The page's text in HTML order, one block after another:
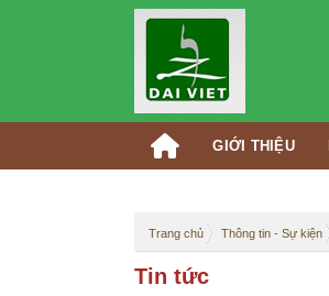
GIỚI THIỆU
Trang chủ Thông tin - Sự kiện
Tin tức